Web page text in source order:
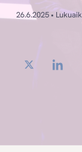
26.6.2025 •
Twitter